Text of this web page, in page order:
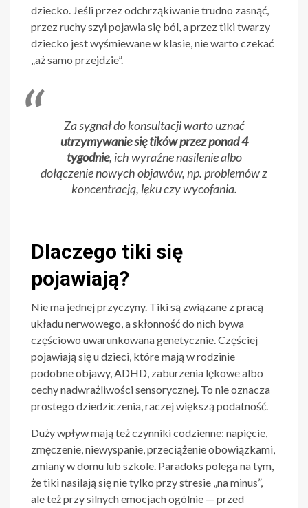
dziecko. Jeśli przez odchrząkiwanie trudno zasnąć,
przez ruchy szyi pojawia się ból, a przez tiki twarzy
dziecko jest wyśmiewane w klasie, nie warto czekać
„aż samo przejdzie”.
Za sygnał do konsultacji warto uznać
utrzymywanie się tików przez ponad 4
tygodnie, ich wyraźne nasilenie albo
dołączenie nowych objawów, np. problemów z
koncentracją, lęku czy wycofania.
Dlaczego tiki się
pojawiają?
Nie ma jednej przyczyny. Tiki są związane z pracą
układu nerwowego, a skłonność do nich bywa
częściowo uwarunkowana genetycznie. Częściej
pojawiają się u dzieci, które mają w rodzinie
podobne objawy, ADHD, zaburzenia lękowe albo
cechy nadwrażliwości sensorycznej. To nie oznacza
prostego dziedziczenia, raczej większą podatność.
Duży wpływ mają też czynniki codzienne: napięcie,
zmęczenie, niewyspanie, przeciążenie obowiązkami,
zmiany w domu lub szkole. Paradoks polega na tym,
że tiki nasilają się nie tylko przy stresie „na minus”,
ale też przy silnych emocjach ogólnie — przed